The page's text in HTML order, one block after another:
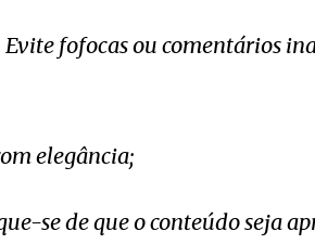
fofocas ou comentários
elegância;
se de que o conteúdo seja